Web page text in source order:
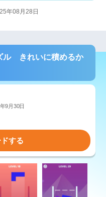
年08月28日
ル きれいに積めるか
9月30日
する